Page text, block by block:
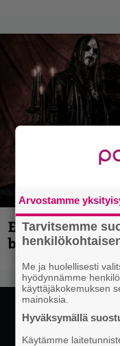
Espoon
black metalin
Arvostamme
Tarvitsemme
Me ja huolellisesti
hyödynnämme
käyttäjäkokemuksen
mainoksia.
Hyväksymällä
Käytämme